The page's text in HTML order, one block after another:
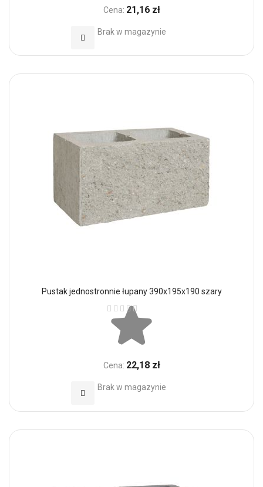
Cena: 21,16 zł
Brak w magazynie
Dodaj do Ulubionych
Pustak jednostronnie łupany 390x195x190 szary
Ocena:
Cena: 22,18 zł
Brak w magazynie
Dodaj do Ulubionych